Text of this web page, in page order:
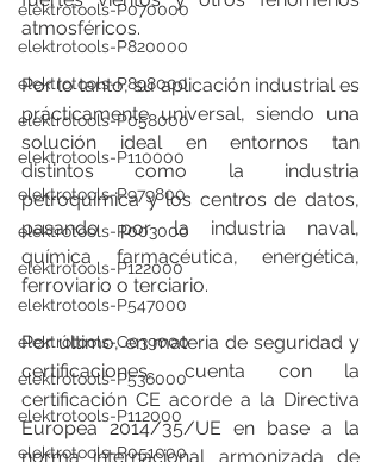
elektrotools-P070000
elektrotools-P820000
elektrotools-P898000
elektrotools-P058000
elektrotools-P110000
elektrotools-P979800
elektrotools-P003000
elektrotools-P122000
elektrotools-P547000
elektrotools-C039000
elektrotools-P536000
elektrotools-P112000
elektrotools-P051000
atmosféricos.
Por lo tanto, su aplicación industrial es
prácticamente universal, siendo una
solución ideal en entornos tan
distintos como la industria
petroquímica y los centros de datos,
pasando por la industria naval,
química farmacéutica, energética,
ferroviario o terciario.
Por último, en materia de seguridad y
certificaciones, cuenta con la
certificación CE acorde a la Directiva
Europea 2014/35/UE en base a la
norma internacional armonizada de